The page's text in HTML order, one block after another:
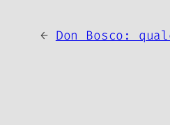
← Don Bosco: